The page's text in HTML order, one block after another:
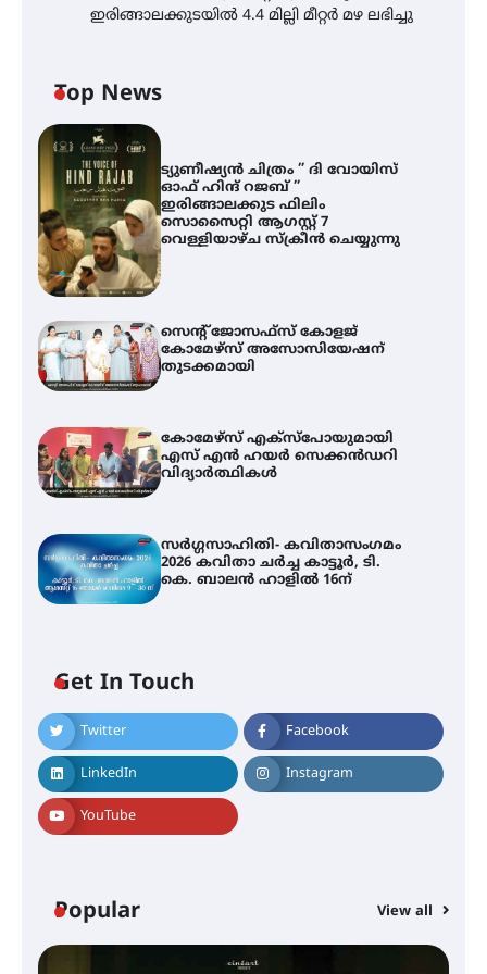
ഇരിങ്ങാലക്കുടയിൽ 4.4 മില്ലി മീറ്റർ മഴ ലഭിച്ചു
Top News
ട്യുണീഷ്യൻ ചിത്രം ” ദി വോയിസ്
ഓഫ് ഹിന്ദ് റജബ് ”
ഇരിങ്ങാലക്കുട ഫിലിം
സൊസൈറ്റി ആഗസ്റ്റ് 7
വെള്ളിയാഴ്ച സ്‌ക്രീൻ ചെയ്യുന്നു
സെന്റ് ജോസഫ്സ് കോളജ്
കോമേഴ്‌സ് അസോസിയേഷന്
തുടക്കമായി
കോമേഴ്സ് എക്സ്പോയുമായി
എസ് എൻ ഹയർ സെക്കൻഡറി
വിദ്യാർത്ഥികൾ
സർഗ്ഗസാഹിതി- കവിതാസംഗമം
2026 കവിതാ ചർച്ച കാട്ടൂർ, ടി.
കെ. ബാലൻ ഹാളിൽ 16ന്
Get In Touch
Twitter Facebook
LinkedIn Instagram
YouTube
Popular View all